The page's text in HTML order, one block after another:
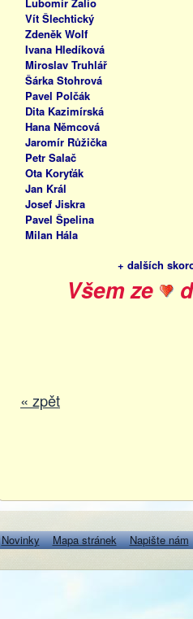
Vít Šlechtický
Zdeněk Wolf
Ivana Hledíková
Miroslav Truhlář
Šárka Stohrová
Pavel Polčák
Dita Kazimírská
Hana Němcová
Jaromír Růžička
Petr Salač
Ota Koryťák
Jan Král
Josef Jiskra
Pavel Špelina
Milan Hála
+ dalších
Všem ze
« zpět
Novinky Mapa stránek Napište nám